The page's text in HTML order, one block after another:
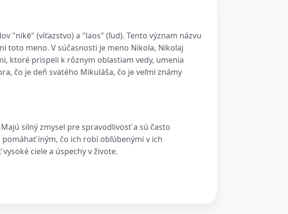
"nikē" (víťazstvo) a "laos" (ľud). Tento význam názvu
toto meno. V súčasnosti je meno Nikola, Nikolaj
ktoré prispeli k rôznym oblastiam vedy, umenia
čo je deň svätého Mikuláša, čo je veľmi známy
silný zmysel pre spravodlivosť a sú často
iným, čo ich robí obľúbenými v ich
ciele a úspechy v živote.